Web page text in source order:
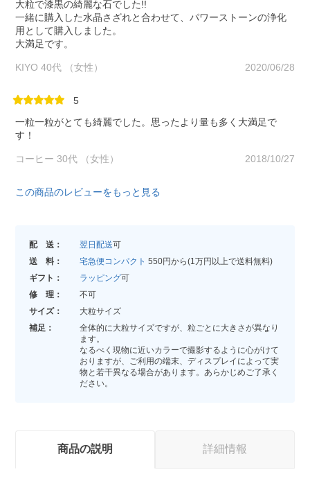
大粒で漆黒の綺麗な石でした!!
一緒に購入した水晶さざれと合わせて、パワーストーンの浄化
用として購入しました。
大満足です。
KIYO 40代 （女性） 2020/06/28
5
一粒一粒がとても綺麗でした。思ったより量も多く大満足で
す！
コーヒー 30代 （女性） 2018/10/27
この商品のレビューをもっと見る
配 送： 翌日配送可
送 料：
宅急便コンパクト 550円から(1万円以上で送料無料)
ギフト：
ラッピング可
修 理：
不可
サイズ：
大粒サイズ
補足：
全体的に大粒サイズですが、粒ごとに大きさが異なり
ます。
なるべく現物に近いカラーで撮影するように心がけて
おりますが、ご利用の端末、ディスプレイによって実
物と若干異なる場合があります。あらかじめご了承く
ださい。
商品の説明 詳細情報